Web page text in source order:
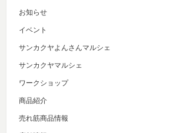
お知らせ
イベント
サンカクヤよんさんマルシェ
サンカクヤマルシェ
ワークショップ
商品紹介
売れ筋商品情報